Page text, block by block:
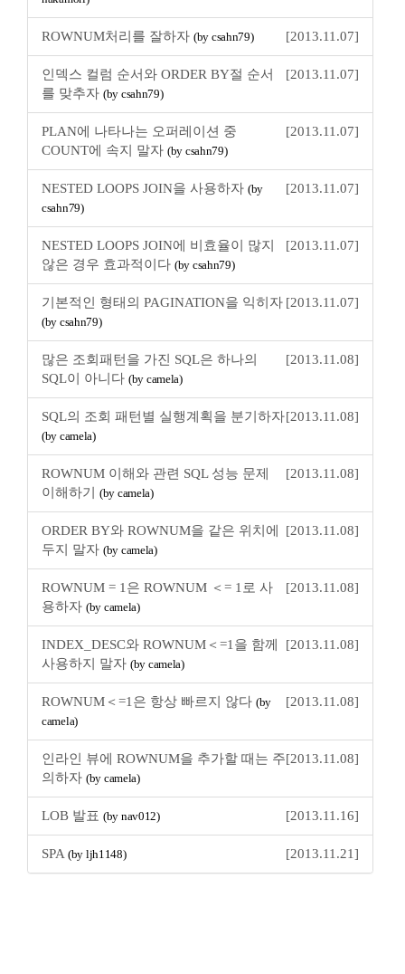
[2013.11.07]
ROWNUM처리를 잘하자 (by csahn79)
[2013.11.07]
인덱스 컬럼 순서와 ORDER BY절 순서
를 맞추자 (by csahn79)
[2013.11.07]
PLAN에 나타나는 오퍼레이션 중
COUNT에 속지 말자 (by csahn79)
[2013.11.07]
NESTED LOOPS JOIN을 사용하자 (by
csahn79)
[2013.11.07]
NESTED LOOPS JOIN에 비효율이 많지
않은 경우 효과적이다 (by csahn79)
[2013.11.07]
기본적인 형태의 PAGINATION을 익히자
(by csahn79)
[2013.11.08]
많은 조회패턴을 가진 SQL은 하나의
SQL이 아니다 (by camela)
[2013.11.08]
SQL의 조회 패턴별 실행계획을 분기하자
(by camela)
[2013.11.08]
ROWNUM 이해와 관련 SQL 성능 문제
이해하기 (by camela)
[2013.11.08]
ORDER BY와 ROWNUM을 같은 위치에
두지 말자 (by camela)
[2013.11.08]
ROWNUM = 1은 ROWNUM ＜= 1로 사
용하자 (by camela)
[2013.11.08]
INDEX_DESC와 ROWNUM＜=1을 함께
사용하지 말자 (by camela)
[2013.11.08]
ROWNUM＜=1은 항상 빠르지 않다 (by
camela)
[2013.11.08]
인라인 뷰에 ROWNUM을 추가할 때는 주
의하자 (by camela)
[2013.11.16]
LOB 발표 (by nav012)
[2013.11.21]
SPA (by ljh1148)